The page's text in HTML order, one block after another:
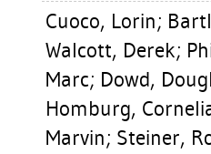
Cuoco, Lorin;
Walcott, Derek;
Marc; Dowd,
Homburg,
Marvin; Steiner,